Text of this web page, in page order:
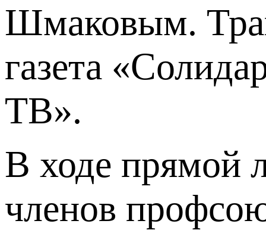
Шмаковым.
газета
ТВ».
В ходе прямой
членов